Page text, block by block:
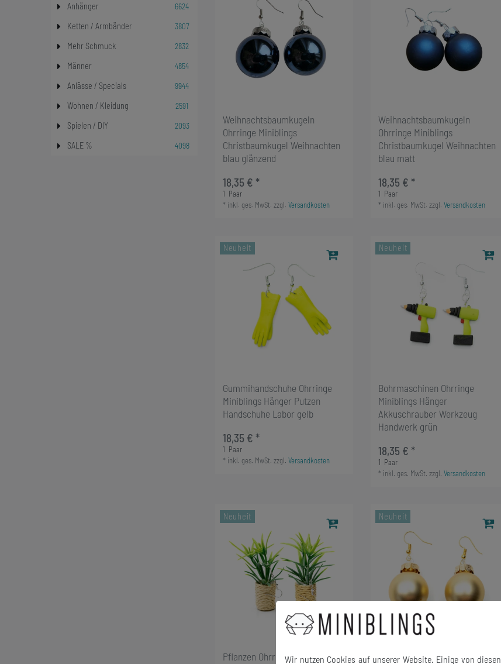
Anhänger 6624
Ketten / Armbänder 3807
Mehr Schmuck 2832
Männer 4854
Anlässe / Specials 9944
Wohnen / Kleidung 2591
Spielen / DIY 2093
SALE % 4098
Weihnachtsbaumkugeln
Ohrringe Miniblings
Christbaumkugel Weihnachten
blau glänzend
18,35 € *
1 Paar
* inkl. ges. MwSt. zzgl.Versandkosten
Weihnachtsbaumkugeln
Ohrringe Miniblings
Christbaumkugel Weihnachten
blau matt
18,35 € *
1 Paar
* inkl. ges. MwSt. zzgl.Versandkosten
Neuheit
Gummihandschuhe Ohrringe
Miniblings Hänger Putzen
Handschuhe Labor gelb
18,35 € *
1 Paar
* inkl. ges. MwSt. zzgl.Versandkosten
Neuheit
Bohrmaschinen Ohrringe
Miniblings Hänger
Akkuschrauber Werkzeug
Handwerk grün
18,35 € *
1 Paar
* inkl. ges. MwSt. zzgl.Versandkosten
Neuheit
Pflanzen Ohrringe Miniblings
Neuheit
Weihnachtsbaumkugeln
Wir nutzen Cookies auf unserer Website. Einige von diesen